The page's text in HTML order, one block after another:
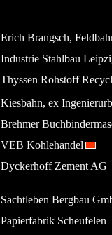
Erich Brangsch,
Industrie Stahlbau
Thyssen Rohstoff
Kiesbahn, ex
Brehmer
VEB Kohlehandel
Dyckerhoff Zement AG
Sachtleben Bergbau
Papierfabrik Scheufelen